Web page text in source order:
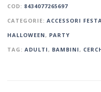
COD: 8434077265697
CATEGORIE: ACCESSORI
HALLOWEEN, PARTY
TAG: ADULTI, BAMBINI,